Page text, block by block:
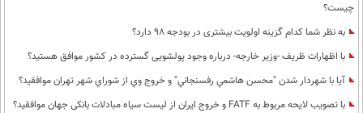
چیست؟
به نظر شما كدام گزینه اولویت بیشتری در بودجه 98 دارد؟
با اظهارات ظریف -وزیر خارجه- درباره وجود پولشویی گسترده در کشور موافق هستید؟
آيا با شهردار شدن "محسن هاشمي رفسنجاني" و خروج وي از شوراي شهر تهران موافقيد؟
با تصویب لایحه مربوط به FATF و خروج ایران از لیست سیاه مبادلات بانکی جهان موافقید؟